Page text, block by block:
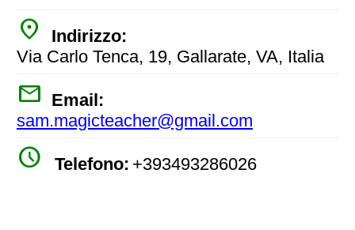
place
Indirizzo:
Via Carlo Tenca, 19, Gallarate, VA, Italia
mail Email:
sam.magicteacher@gmail.com
watch_later Telefono: +393493286026